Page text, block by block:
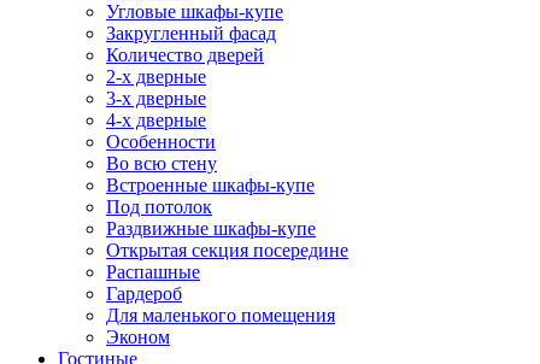
Угловые шкафы-купе
Закругленный фасад
Количество дверей
2-х дверные
3-х дверные
4-х дверные
Особенности
Во всю стену
Встроенные шкафы-купе
Под потолок
Раздвижные шкафы-купе
Открытая секция посередине
Распашные
Гардероб
Для маленького помещения
Эконом
Гостиные